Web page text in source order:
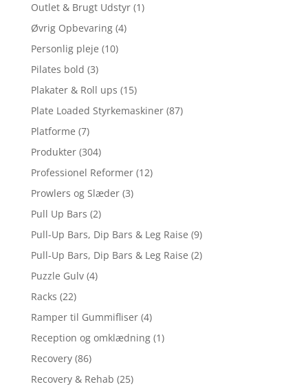
Outlet & Brugt Udstyr (1)
Øvrig Opbevaring (4)
Personlig pleje (10)
Pilates bold (3)
Plakater & Roll ups (15)
Plate Loaded Styrkemaskiner (87)
Platforme (7)
Produkter (304)
Professionel Reformer (12)
Prowlers og Slæder (3)
Pull Up Bars (2)
Pull-Up Bars, Dip Bars & Leg Raise (9)
Pull-Up Bars, Dip Bars & Leg Raise (2)
Puzzle Gulv (4)
Racks (22)
Ramper til Gummifliser (4)
Reception og omklædning (1)
Recovery (86)
Recovery & Rehab (25)